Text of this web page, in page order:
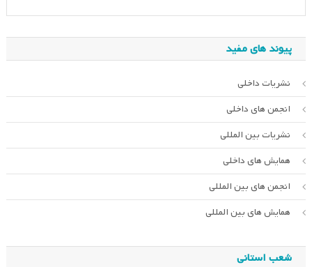
پیوند های مفید
نشریات داخلی
انجمن های داخلی
نشریات بین المللی
همایش های داخلی
انجمن های بین المللی
همایش های بین المللی
شعب استانی